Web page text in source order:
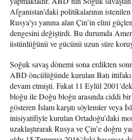
Afganistan’daki politikalarının istenilen
Rusya’yı yanına alan Çin’in elini
dengesini değiştirdi. Bu durumda
üstünlüğünü ve gücünü uzun süre
Soğuk savaş dönemi sona erdikten
ABD öncülüğünde kurulan Batı
devam etmişti. Fakat 11 Eylül 2001’deki
bloğu ile Doğu bloğu arasında ciddi bir
gösteren İslam karşıtı söylemler veya
inisiyatifiyle kurulan Ortadoğu’daki
uzaklaştırarak Rusya ve Çin’e doğru